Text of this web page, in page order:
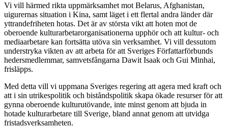
Vi vill härmed rikta uppmärksamhet mot Belarus, Afghanistan,
uigurernas situation i Kina, samt läget i ett flertal andra länder där
yttrandefriheten hotas. Det är av största vikt att hoten mot de
oberoende kulturarbetarorganisationerna upphör och att kultur- och
mediaarbetare kan fortsätta utöva sin verksamhet. Vi vill dessutom
understryka vikten av att arbeta för att Sveriges Författarförbunds
hedersmedlemmar, samvetsfångarna Dawit Isaak och Gui Minhai,
frisläpps.
Med detta vill vi uppmana Sveriges regering att agera med kraft och
att i sin utrikespolitik och biståndspolitik skapa ökade resurser för att
gynna oberoende kulturutövande, inte minst genom att bjuda in
hotade kulturarbetare till Sverige, bland annat genom att utvidga
fristadsverksamheten.